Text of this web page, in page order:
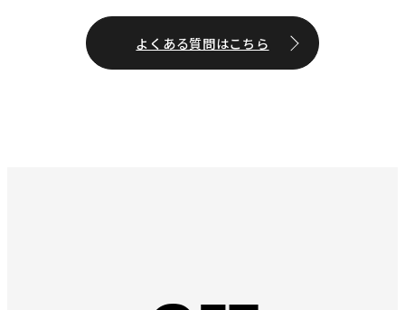
よくある質問はこちら